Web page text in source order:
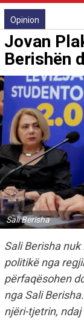
Opinion
Jovan
Berishën
Sali Berisha
Sali Berisha
politikë nga
përfaqësohen
nga Sali
njëri-tjetrin, ndaj